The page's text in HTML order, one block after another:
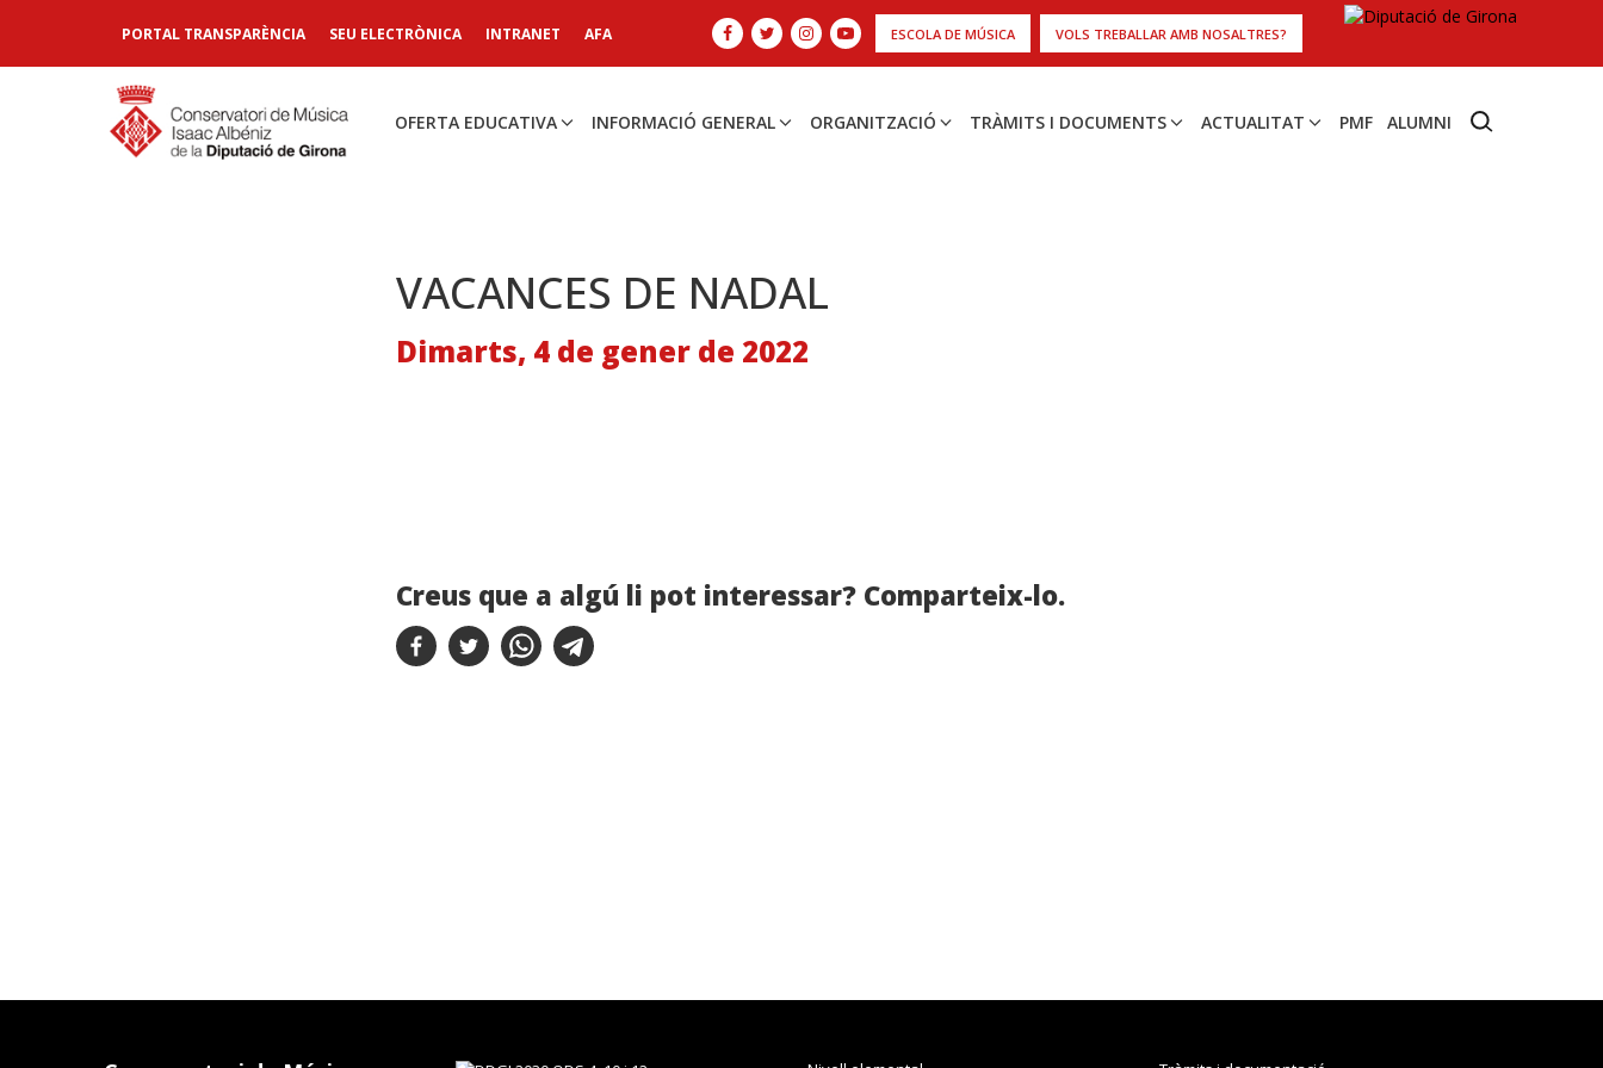
PORTAL TRANSPARÈNCIA SEU ELECTRÒNICA INTRANET AFA ESCOLA DE MÚSICA VOLS TREBALLAR AMB NOSALTRES?
OFERTA EDUCATIVA INFORMACIÓ GENERAL ORGANITZACIÓ TRÀMITS I DOCUMENTS ACTUALITAT PMF ALUMNI
VACANCES DE NADAL
Dimarts, 4 de gener de 2022
Creus que a algú li pot interessar? Comparteix-lo.